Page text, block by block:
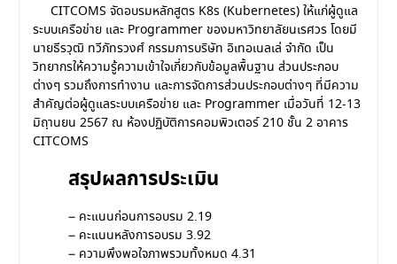
CITCOMS จัดอบรมหลักสูตร K8s (Kubernetes) ให้แก่ผู้ดูแล
ระบบเครือข่าย และ Programmer ของมหาวิทยาลัยนเรศวร โดยมี
นายธีรวุฒิ ทวีภัทรวงศ์ กรรมการบริษัท อิเทอเนลเล่ จำกัด เป็น
วิทยากรให้ความรู้ความเข้าใจเกี่ยวกับข้อมูลพื้นฐาน ส่วนประกอบ
ต่างๆ รวมถึงการทำงาน และการจัดการส่วนประกอบต่างๆ ที่มีความ
สำคัญต่อผู้ดูแลระบบเครือข่าย และ Programmer เมื่อวันที่ 12-13
มิถุานยน 2567 ณ ห้องปฏิบัติการคอมพิวเตอร์ 210 ชั้น 2 อาคาร
CITCOMS
สรุปผลการประเมิน
– คะแนนก่อนการอบรม 2.19
– คะแนนหลังการอบรม 3.92
– ความพึงพอใจภาพรวมทั้งหมด 4.31